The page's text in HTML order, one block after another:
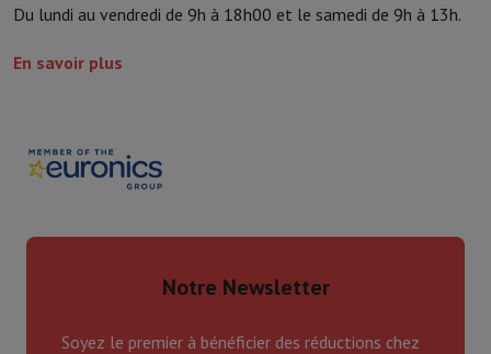
Du lundi au vendredi de 9h à 18h00 et le samedi de 9h à 13h.
En savoir plus
Notre Newsletter
Soyez le premier à bénéficier des réductions chez